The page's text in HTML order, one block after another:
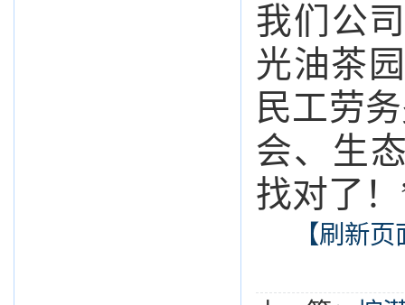
我们公
光油茶
民工劳
会、生
找对了
【刷新